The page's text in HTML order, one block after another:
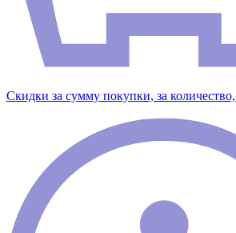
Скидки за сумму покупки, за